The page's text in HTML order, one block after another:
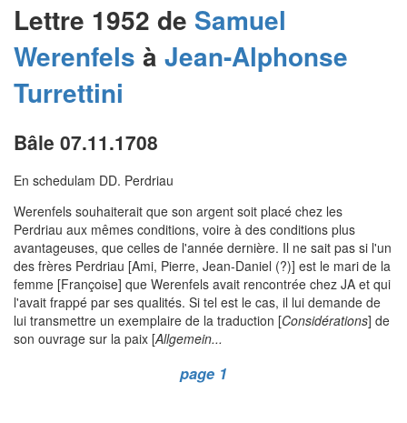
Lettre 1952 de Samuel
Werenfels à Jean-Alphonse
Turrettini
Bâle 07.11.1708
En schedulam DD. Perdriau
Werenfels souhaiterait que son argent soit placé chez les
Perdriau aux mêmes conditions, voire à des conditions plus
avantageuses, que celles de l'année dernière. Il ne sait pas si l'un
des frères Perdriau [Ami, Pierre, Jean-Daniel (?)] est le mari de la
femme [Françoise] que Werenfels avait rencontrée chez JA et qui
l'avait frappé par ses qualités. Si tel est le cas, il lui demande de
lui transmettre un exemplaire de la traduction [Considérations] de
son ouvrage sur la paix [Allgemein...
page 1